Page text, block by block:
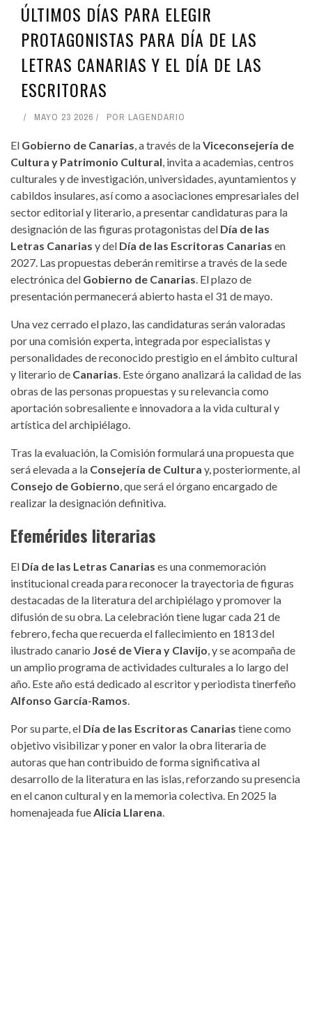
ÚLTIMOS DÍAS PARA ELEGIR
PROTAGONISTAS PARA DÍA DE LAS
LETRAS CANARIAS Y EL DÍA DE LAS
ESCRITORAS
MAYO 23 2026 POR LAGENDARIO
El Gobierno de Canarias, a través de laViceconsejería de
Cultura y Patrimonio Cultural, invita a academias, centros
culturales y de investigación, universidades, ayuntamientos y
cabildos insulares, así como a asociaciones empresariales del
sector editorial y literario, a presentar candidaturas para la
designación de las figuras protagonistas del Día de las
Letras Canarias y del Día de las Escritoras Canarias en
2027. Las propuestas deberán remitirse a través de la sede
electrónica del Gobierno de Canarias. El plazo de
presentación permanecerá abierto hasta el 31 de mayo.
Una vez cerrado el plazo, las candidaturas serán valoradas
por una comisión experta, integrada por especialistas y
personalidades de reconocido prestigio en el ámbito cultural
y literario de Canarias. Este órgano analizará la calidad de las
obras de las personas propuestas y su relevancia como
aportación sobresaliente e innovadora a la vida cultural y
artística del archipiélago.
Tras la evaluación, la Comisión formulará una propuesta que
será elevada a la Consejería de Cultura y, posteriormente, al
Consejo de Gobierno, que será el órgano encargado de
realizar la designación definitiva.
Efemérides literarias
El Día de las Letras Canarias es una conmemoración
institucional creada para reconocer la trayectoria de figuras
destacadas de la literatura del archipiélago y promover la
difusión de su obra. La celebración tiene lugar cada 21 de
febrero, fecha que recuerda el fallecimiento en 1813 del
ilustrado canario José de Viera y Clavijo, y se acompaña de
un amplio programa de actividades culturales a lo largo del
año. Este año está dedicado al escritor y periodista tinerfeño
Alfonso García-Ramos.
Por su parte, el Día de las Escritoras Canarias tiene como
objetivo visibilizar y poner en valor la obra literaria de
autoras que han contribuido de forma significativa al
desarrollo de la literatura en las islas, reforzando su presencia
en el canon cultural y en la memoria colectiva. En 2025 la
homenajeada fueAlicia Llarena.